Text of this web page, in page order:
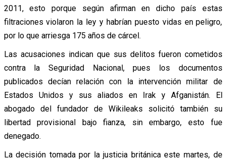
2011, esto porque según afirman en dicho país estas
filtraciones violaron la ley y habrían puesto vidas en peligro,
por lo que arriesga 175 años de cárcel.
Las acusaciones indican que sus delitos fueron cometidos
contra la Seguridad Nacional, pues los documentos
publicados decían relación con la intervención militar de
Estados Unidos y sus aliados en Irak y Afganistán. El
abogado del fundador de Wikileaks solicitó también su
libertad provisional bajo fianza, sin embargo, esto fue
denegado.
La decisión tomada por la justicia británica este martes, de